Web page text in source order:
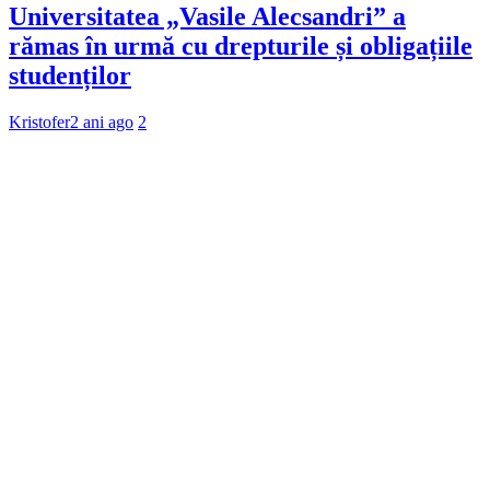
Universitatea „Vasile Alecsandri” a
rămas în urmă cu drepturile și obligațiile
studenților
Kristofer2 ani ago 2